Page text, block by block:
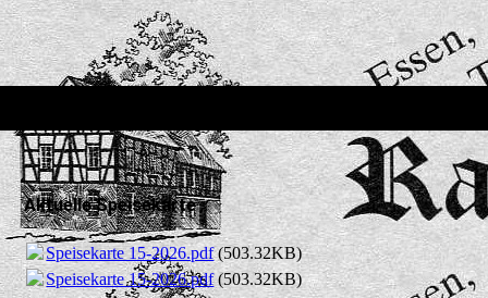
Aktuelle Speisekarte
Speisekarte 15-2026.pdf(503.32KB)
Speisekarte 15-2026.pdf(503.32KB)